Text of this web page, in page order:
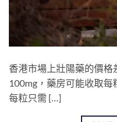
香港市場上壯陽藥的價
100mg，藥房可能收取
每粒只需 […]